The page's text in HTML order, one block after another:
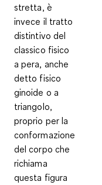
stretta, è
invece il tratto
distintivo del
classico fisico
a pera, anche
detto fisico
ginoide o a
triangolo,
proprio per la
conformazione
del corpo che
richiama
questa figura